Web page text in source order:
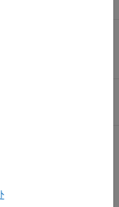
况下，输入参数